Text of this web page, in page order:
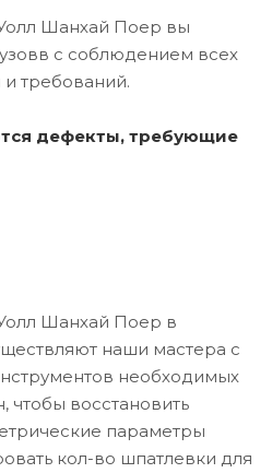
Шанхай Поер вы
с соблюдением всех
требований.
дефекты, требующие
Шанхай Поер в
наши мастера с
необходимых
чтобы восстановить
параметры
кол-во шпатлевки для